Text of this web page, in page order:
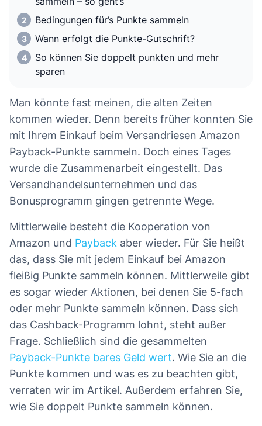
Bedingungen für’s Punkte sammeln
Wann erfolgt die Punkte-Gutschrift?
So können Sie doppelt punkten und mehr
sparen
Man könnte fast meinen, die alten Zeiten
kommen wieder. Denn bereits früher konnten Sie
mit Ihrem Einkauf beim Versandriesen Amazon
Payback-Punkte sammeln. Doch eines Tages
wurde die Zusammenarbeit eingestellt. Das
Versandhandelsunternehmen und das
Bonusprogramm gingen getrennte Wege.
Mittlerweile besteht die Kooperation von
Amazon und Payback aber wieder. Für Sie heißt
das, dass Sie mit jedem Einkauf bei Amazon
fleißig Punkte sammeln können. Mittlerweile gibt
es sogar wieder Aktionen, bei denen Sie 5-fach
oder mehr Punkte sammeln können. Dass sich
das Cashback-Programm lohnt, steht außer
Frage. Schließlich sind die gesammelten
Payback-Punkte bares Geld wert. Wie Sie an die
Punkte kommen und was es zu beachten gibt,
verraten wir im Artikel. Außerdem erfahren Sie,
wie Sie doppelt Punkte sammeln können.